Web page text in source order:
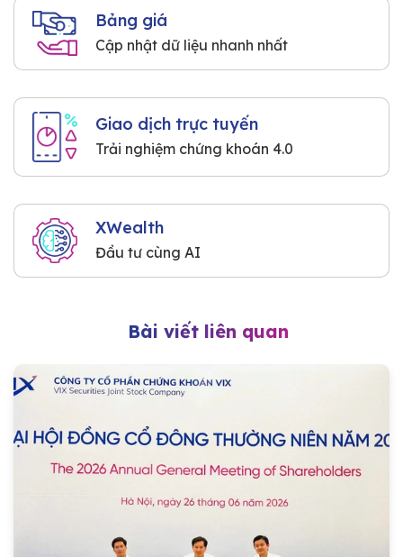
Bảng giá
Cập nhật dữ liệu nhanh nhất
Giao dịch trực tuyến
Trải nghiệm chứng khoán 4.0
XWealth
Đầu tư cùng AI
Bài viết liên quan